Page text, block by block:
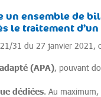
ensemble de
le traitement d’un
31 du 27 janvier 2021,
(APA), pouvant
dédiées. Au maximum,